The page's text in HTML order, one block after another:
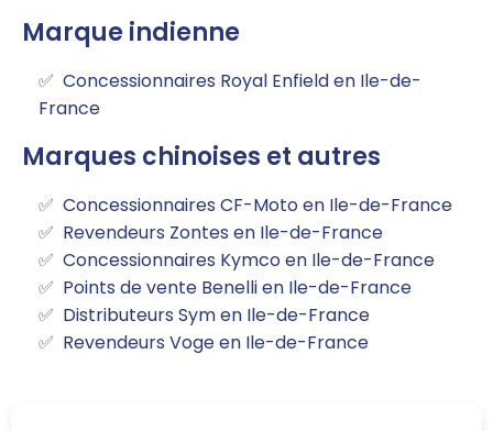
Marque indienne
Concessionnaires Royal Enfield en Ile-de-
France
Marques chinoises et autres
Concessionnaires CF-Moto en Ile-de-France
Revendeurs Zontes en Ile-de-France
Concessionnaires Kymco en Ile-de-France
Points de vente Benelli en Ile-de-France
Distributeurs Sym en Ile-de-France
Revendeurs Voge en Ile-de-France